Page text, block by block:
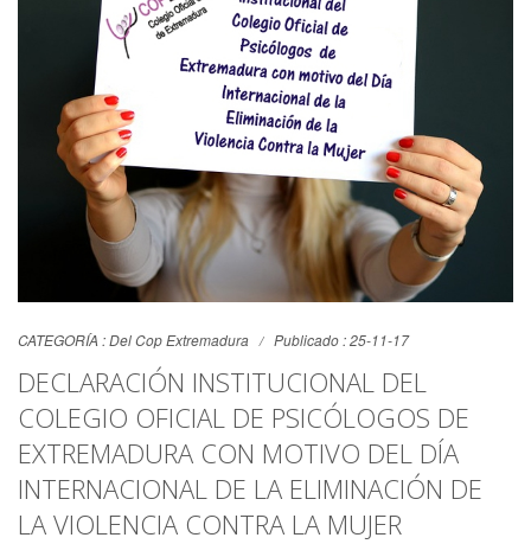
CATEGORÍA :Del Cop Extremadura Publicado : 25-11-17
DECLARACIÓN INSTITUCIONAL DEL
COLEGIO OFICIAL DE PSICÓLOGOS DE
EXTREMADURA CON MOTIVO DEL DÍA
INTERNACIONAL DE LA ELIMINACIÓN DE
LA VIOLENCIA CONTRA LA MUJER